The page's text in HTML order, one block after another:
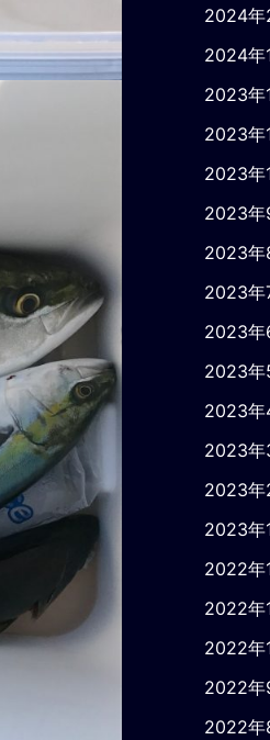
2024年
2024年
2023年
2023年
2023年
2023年
2023年
2023年
2023年
2023年
2023年
2023年
2023年
2023年
2022年
2022年
2022年
2022年
2022年